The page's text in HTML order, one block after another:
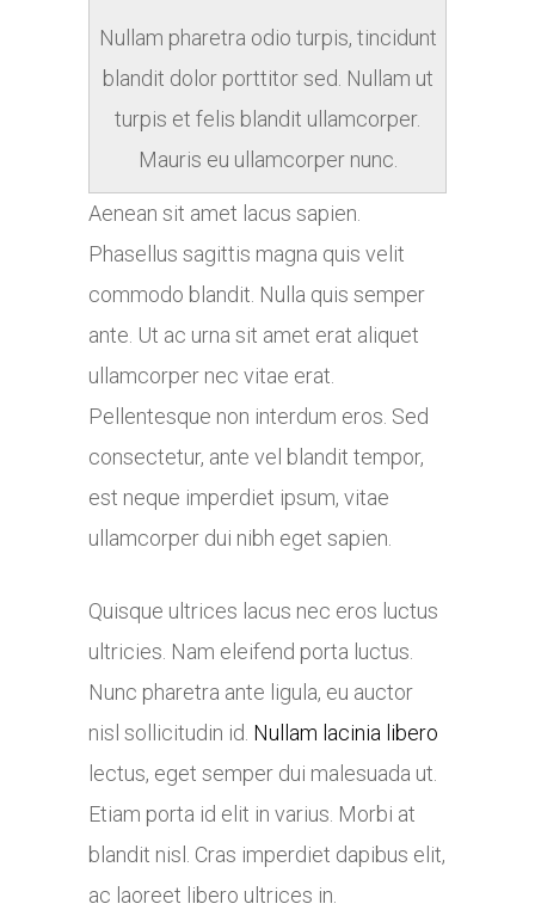
Nullam pharetra odio turpis, tincidunt
blandit dolor porttitor sed. Nullam ut
turpis et felis blandit ullamcorper.
Mauris eu ullamcorper nunc.
Aenean sit amet lacus sapien.
Phasellus sagittis magna quis velit
commodo blandit. Nulla quis semper
ante. Ut ac urna sit amet erat aliquet
ullamcorper nec vitae erat.
Pellentesque non interdum eros. Sed
consectetur, ante vel blandit tempor,
est neque imperdiet ipsum, vitae
ullamcorper dui nibh eget sapien.
Quisque ultrices lacus nec eros luctus
ultricies. Nam eleifend porta luctus.
Nunc pharetra ante ligula, eu auctor
nisl sollicitudin id. Nullam lacinia libero
lectus, eget semper dui malesuada ut.
Etiam porta id elit in varius. Morbi at
blandit nisl. Cras imperdiet dapibus elit,
ac laoreet libero ultrices in.